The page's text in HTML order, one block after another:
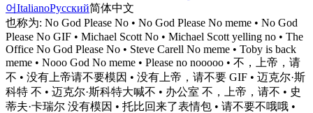
어ItalianoРусский简体中文
也称为: No God Please No • No God Please No meme • No God
Please No GIF • Michael Scott No • Michael Scott yelling no • The
Office No God Please No • Steve Carell No meme • Toby is back
meme • Nooo God No meme • Please no nooooo • 不，上帝，请
不 • 没有上帝请不要模因 • 没有上帝，请不要 GIF • 迈克尔·斯
科特 不 • 迈克尔·斯科特大喊不 • 办公室 不，上帝，请不 • 史
蒂夫·卡瑞尔 没有模因 • 托比回来了表情包 • 请不要不哦哦 •